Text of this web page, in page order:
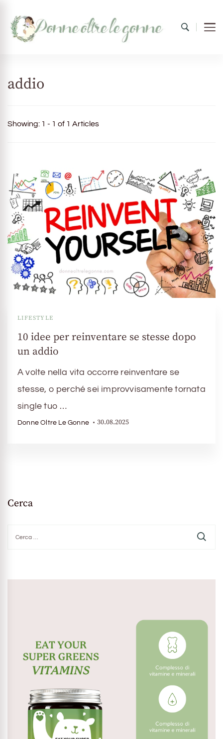
addio
Showing: 1 - 1 of 1 Articles
LIFESTYLE
10 idee per reinventare se stesse dopo
un addio
A volte nella vita occorre reinventare se
stesse, o perché sei improvvisamente tornata
single tuo …
Donne Oltre Le Gonne 30.08.2025
Cerca
per: